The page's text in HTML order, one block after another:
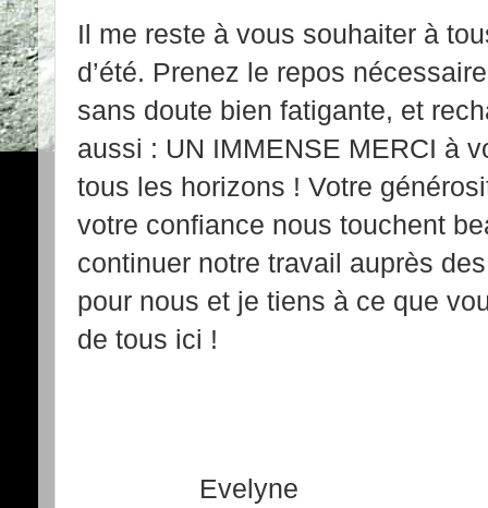
Il me reste à vous souhaiter à
d’été. Prenez le repos
sans doute bien fatigante, et
aussi : UN IMMENSE MERCI à
tous les horizons ! Votre
votre confiance nous touchent
continuer notre travail auprès
pour nous et je tiens à ce que
de tous ici !
Evelyne